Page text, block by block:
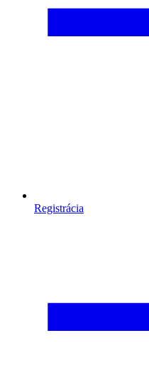
Registrácia